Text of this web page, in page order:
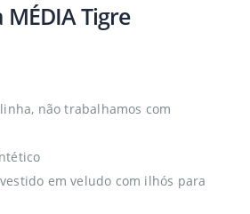
Tigre
não trabalhamos com
em veludo com ilhós para